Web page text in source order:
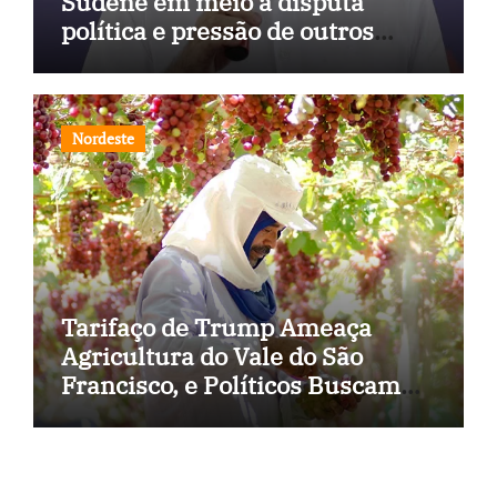
política e pressão de outros
estados
Nordeste
Tarifaço de Trump Ameaça
Agricultura do Vale do São
Francisco, e Políticos Buscam
Soluções